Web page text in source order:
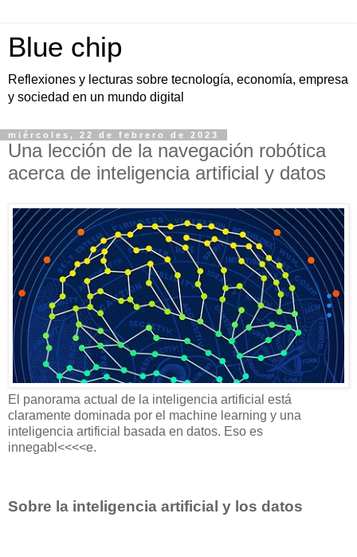
Blue chip
Reflexiones y lecturas sobre tecnología, economía, empresa
y sociedad en un mundo digital
miércoles, 22 de febrero de 2023
Una lección de la navegación robótica
acerca de inteligencia artificial y datos
El panorama actual de la inteligencia artificial está
claramente dominada por el machine learning y una
inteligencia artificial basada en datos. Eso es
innegabl<<<<e.
Sobre la inteligencia artificial y los datos